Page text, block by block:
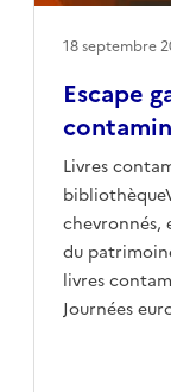
Escape
Livres
chevronnés,
du
livres
Journées
18 septembre